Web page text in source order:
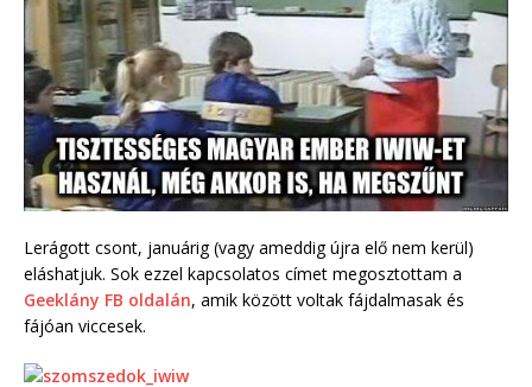
Lerágott csont, januárig (vagy ameddig újra elő nem kerül)
eláshatjuk. Sok ezzel kapcsolatos címet megosztottam a
Geeklány FB oldalán, amik között voltak fájdalmasak és
fájóan viccesek.